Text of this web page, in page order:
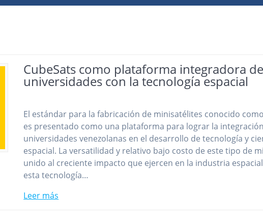
CubeSats como plataforma integradora
universidades con la tecnología espacial
El estándar para la fabricación de minisatélites conocido
es presentado como una plataforma para lograr la
universidades venezolanas en el desarrollo de tecnología y
espacial. La versatilidad y relativo bajo costo de este tipo de
unido al creciente impacto que ejercen en la industria
esta tecnología…
Leer más